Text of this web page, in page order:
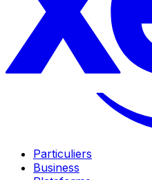
Particuliers
Business